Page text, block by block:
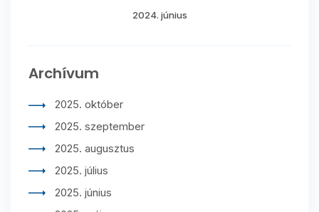
2024. június
Archívum
2025. október
2025. szeptember
2025. augusztus
2025. július
2025. június